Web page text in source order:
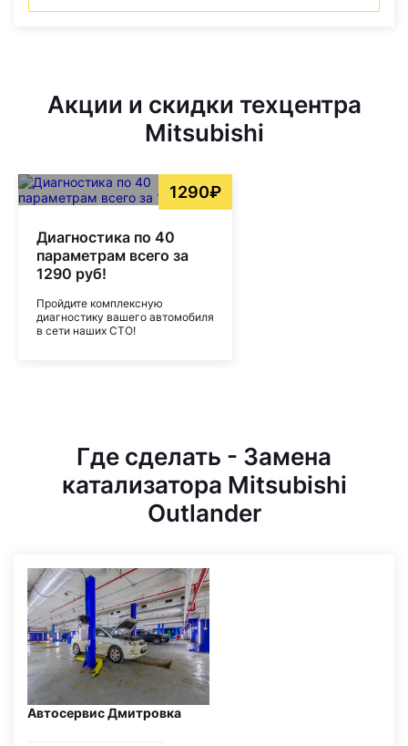
Акции и скидки техцентра
Mitsubishi
1290₽
Диагностика по 40
параметрам всего за
1290 руб!
Пройдите комплексную
диагностику вашего автомобиля
в сети наших СТО!
Где сделать - Замена
катализатора Mitsubishi
Outlander
Автосервис Дмитровка